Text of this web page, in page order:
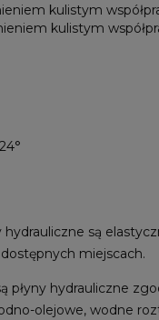
kulistym
kulistym
są
miejscach.
hydrauliczne
olejowe, wodne